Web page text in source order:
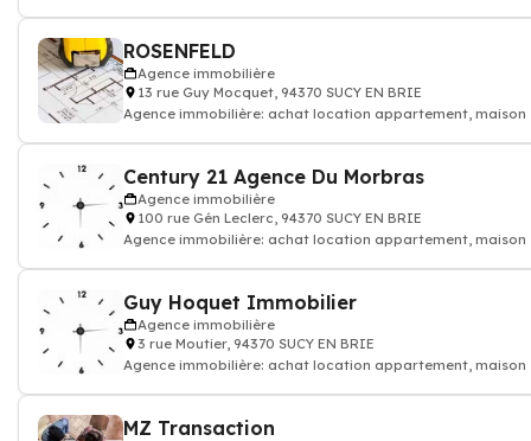
ROSENFELD
Agence immobilière
13 rue Guy Mocquet, 94370 SUCY EN BRIE
Agence immobilière: achat location appartement, maison
Century 21 Agence Du Morbras
Agence immobilière
100 rue Gén Leclerc, 94370 SUCY EN BRIE
Agence immobilière: achat location appartement, maison
Guy Hoquet Immobilier
Agence immobilière
3 rue Moutier, 94370 SUCY EN BRIE
Agence immobilière: achat location appartement, maison
MZ Transaction